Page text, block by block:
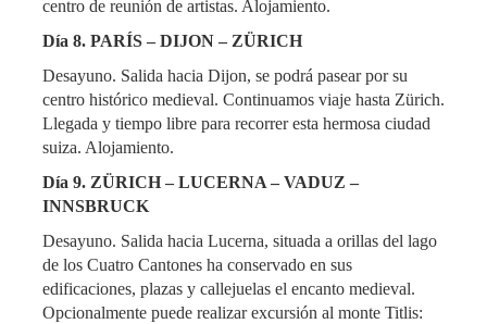
centro de reunión de artistas. Alojamiento.
Día 8. PARÍS – DIJON – ZÜRICH
Desayuno. Salida hacia Dijon, se podrá pasear por su
centro histórico medieval. Continuamos viaje hasta Zürich.
Llegada y tiempo libre para recorrer esta hermosa ciudad
suiza. Alojamiento.
Día 9. ZÜRICH – LUCERNA – VADUZ –
INNSBRUCK
Desayuno. Salida hacia Lucerna, situada a orillas del lago
de los Cuatro Cantones ha conservado en sus
edificaciones, plazas y callejuelas el encanto medieval.
Opcionalmente puede realizar excursión al monte Titlis: